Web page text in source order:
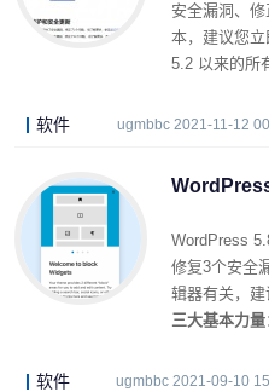
安全漏洞、
本，建议您
5.2 以来的所
软件 ugmbbc 2021-11-12
WordPress
修复3个安全
辑器有关，建
三大基本力量
软件 ugmbbc 2021-09-10